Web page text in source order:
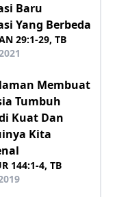
Baru
Yang Berbeda
29:1-29, TB
Membuat
Tumbuh
Kuat Dan
Kita
144:1-4, TB